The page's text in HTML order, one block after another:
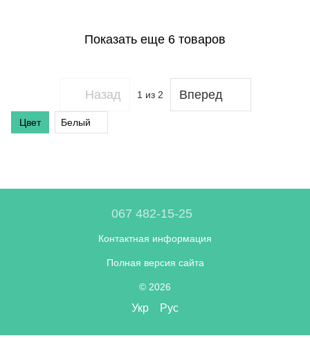
Показать еще 6 товаров
Назад 1 из 2 Вперед
Цвет Белый
067 482-15-25
Контактная информация
Полная версия сайта
© 2026
Укр Рус